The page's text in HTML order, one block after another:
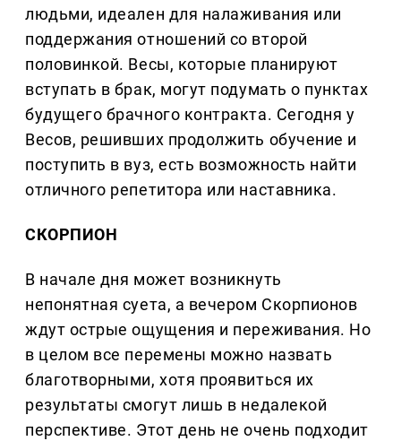
людьми, идеален для налаживания или
поддержания отношений со второй
половинкой. Весы, которые планируют
вступать в брак, могут подумать о пунктах
будущего брачного контракта. Сегодня у
Весов, решивших продолжить обучение и
поступить в вуз, есть возможность найти
отличного репетитора или наставника.
СКОРПИОН
В начале дня может возникнуть
непонятная суета, а вечером Скорпионов
ждут острые ощущения и переживания. Но
в целом все перемены можно назвать
благотворными, хотя проявиться их
результаты смогут лишь в недалекой
перспективе. Этот день не очень подходит